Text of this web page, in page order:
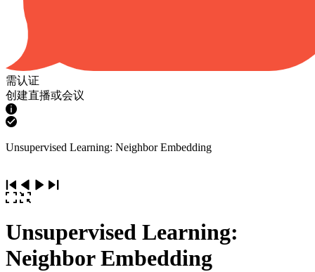
需认证
创建直播或会议
Unsupervised Learning: Neighbor Embedding
Unsupervised Learning:
Neighbor Embedding